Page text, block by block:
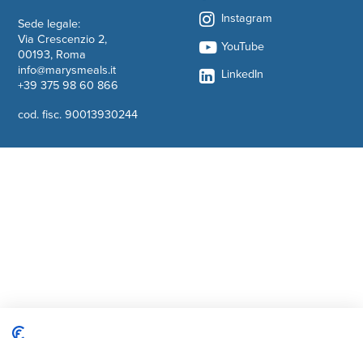
Sede legale:
Via Crescenzio 2,
00193, Roma
info@marysmeals.it
+39 375 98 60 866
cod. fisc. 90013930244
Instagram
YouTube
LinkedIn